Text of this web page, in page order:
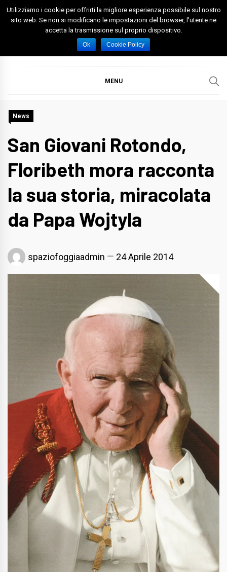
Skip
Spazio Foggia
Foggia News Calcio Eventi e Attività nella Capitanata
MENU
News
San Giovani Rotondo,
Floribeth mora racconta
la sua storia, miracolata
da Papa Wojtyla
spaziofoggiaadmin 24 Aprile 2014
Utilizziamo i cookie per offrirti la migliore esperienza possibile sul nostro
sito web. Se non si modificano le impostazioni del browser, l'utente ne
accetta la trasmissione sul proprio dispositivo.
Ok Cookie Policy